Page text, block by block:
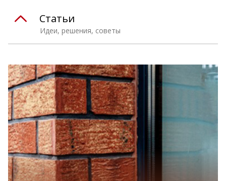
Идеи, решения, советы
Статьи